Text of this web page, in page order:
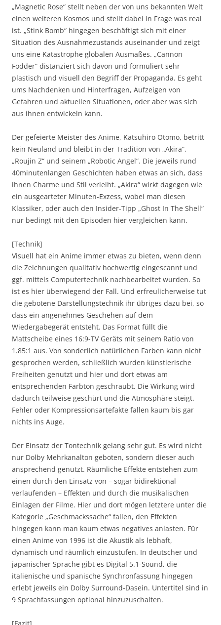
„Magnetic Rose“ stellt neben der von uns bekannten Welt
einen weiteren Kosmos und stellt dabei in Frage was real
ist. „Stink Bomb“ hingegen beschäftigt sich mit einer
Situation des Ausnahmezustands auseinander und zeigt
uns eine Katastrophe globalen Ausmaßes. „Cannon
Fodder“ distanziert sich davon und formuliert sehr
plastisch und visuell den Begriff der Propaganda. Es geht
ums Nachdenken und Hinterfragen, Aufzeigen von
Gefahren und aktuellen Situationen, oder aber was sich
aus ihnen entwickeln kann.
Der gefeierte Meister des Anime, Katsuhiro Otomo, betritt
kein Neuland und bleibt in der Tradition von „Akira“,
„Roujin Z“ und seinem „Robotic Angel“. Die jeweils rund
40minutenlangen Geschichten haben etwas an sich, dass
ihnen Charme und Stil verleiht. „Akira“ wirkt dagegen wie
ein ausgearteter Minuten-Exzess, wobei man diesen
Klassiker, oder auch den Insider-Tipp „Ghost In The Shell“
nur bedingt mit den Episoden hier vergleichen kann.
[Technik]
Visuell hat ein Anime immer etwas zu bieten, wenn denn
die Zeichnungen qualitativ hochwertig eingescannt und
ggf. mittels Computertechnik nachbearbeitet wurden. So
ist es hier überwiegend der Fall. Und erfreulicherweise tut
die gebotene Darstellungstechnik ihr übriges dazu bei, so
dass ein angenehmes Geschehen auf dem
Wiedergabegerät entsteht. Das Format füllt die
Mattscheibe eines 16:9-TV Geräts mit seinem Ratio von
1.85:1 aus. Von sonderlich natürlichen Farben kann nicht
gesprochen werden, schließlich wurden künstlerische
Freiheiten genutzt und hier und dort etwas am
entsprechenden Farbton geschraubt. Die Wirkung wird
dadurch teilweise geschürt und die Atmosphäre steigt.
Fehler oder Kompressionsartefakte fallen kaum bis gar
nichts ins Auge.
Der Einsatz der Tontechnik gelang sehr gut. Es wird nicht
nur Dolby Mehrkanalton geboten, sondern dieser auch
ansprechend genutzt. Räumliche Effekte entstehen zum
einen durch den Einsatz von – sogar bidirektional
verlaufenden – Effekten und durch die musikalischen
Einlagen der Filme. Hier und dort mögen letztere unter die
Kategorie „Geschmackssache“ fallen, den Effekten
hingegen kann man kaum etwas negatives anlasten. Für
einen Anime von 1996 ist die Akustik als lebhaft,
dynamisch und räumlich einzustufen. In deutscher und
japanischer Sprache gibt es Digital 5.1-Sound, die
italienische und spanische Synchronfassung hingegen
erlebt jeweils ein Dolby Surround-Dasein. Untertitel sind in
9 Sprachfassungen optional hinzuzuschalten.